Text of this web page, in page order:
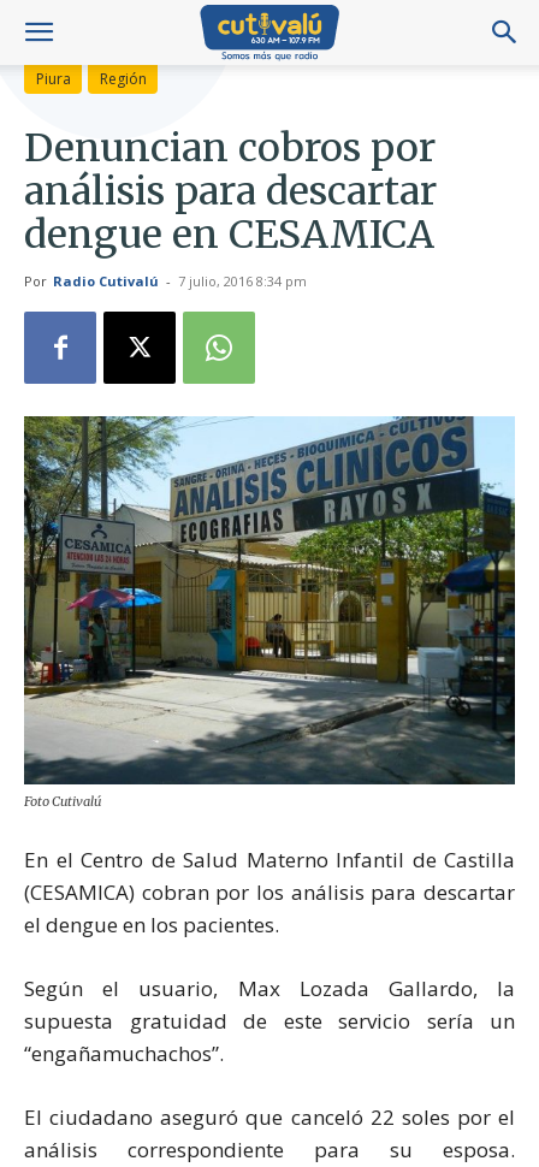
Piura Región
Denuncian cobros por
análisis para descartar
dengue en CESAMICA
Por Radio Cutivalú - 7 julio, 2016 8:34 pm
Foto Cutivalú
En el Centro de Salud Materno Infantil de Castilla
(CESAMICA) cobran por los análisis para descartar
el dengue en los pacientes.
Según el usuario, Max Lozada Gallardo, la
supuesta gratuidad de este servicio sería un
“engañamuchachos”.
El ciudadano aseguró que canceló 22 soles por el
análisis correspondiente para su esposa.